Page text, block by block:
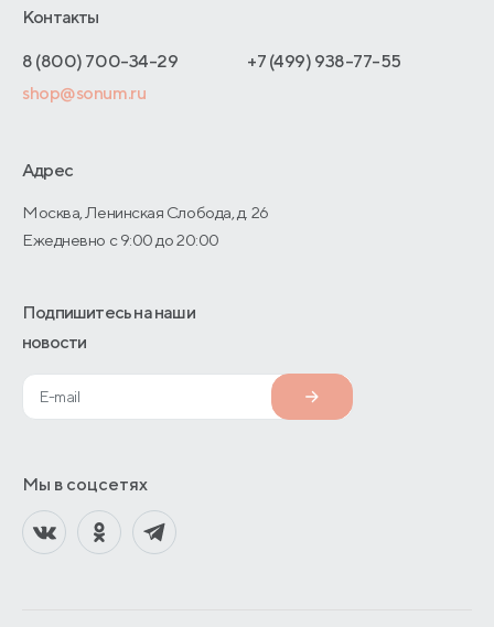
Отзывы покупателей
Как оформить заказ
Адреса магазинов
Договор-оферты
Отельерам
Оптовые продажи
О производстве
Контакты
8 (800) 700-34-29
+7 (499) 938-77-55
shop@sonum.ru
Адрес
Москва, Ленинская Слобода, д. 26
Ежедневно с 9:00 до 20:00
Подпишитесь на наши
новости
Мы в соцсетях